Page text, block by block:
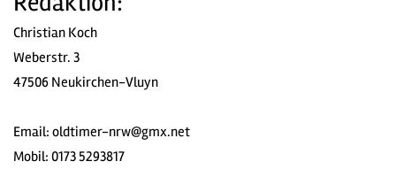
Christian Koch
Weberstr. 3
47506 Neukirchen-Vluyn
Email: oldtimer-nrw@gmx.net
Mobil: 0173 5293817